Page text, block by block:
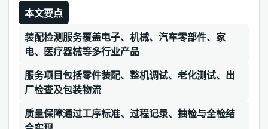
本文要点
装配检测服务覆盖电子、机械、汽车零部件、家
电、医疗器械等多行业产品
服务项目包括零件装配、整机调试、老化测试、出
厂检查及包装物流
质量保障通过工序标准、过程记录、抽检与全检结